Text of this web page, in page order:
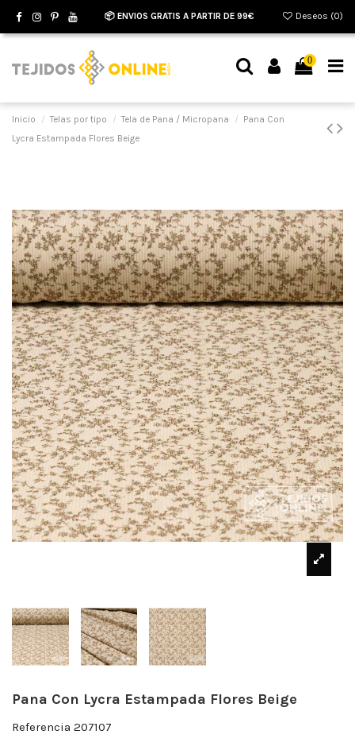
📦 ENVIOS GRATIS A PARTIR DE 99€ Deseos (0)
0
Inicio Telas por tipo Tela de Pana / Micropana
Pana Con
Lycra Estampada Flores Beige
Pana Con Lycra Estampada Flores Beige
Referencia 207107